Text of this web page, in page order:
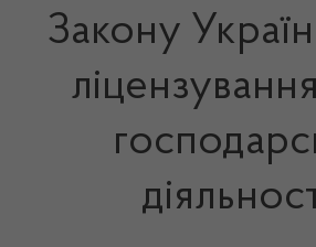
Закону